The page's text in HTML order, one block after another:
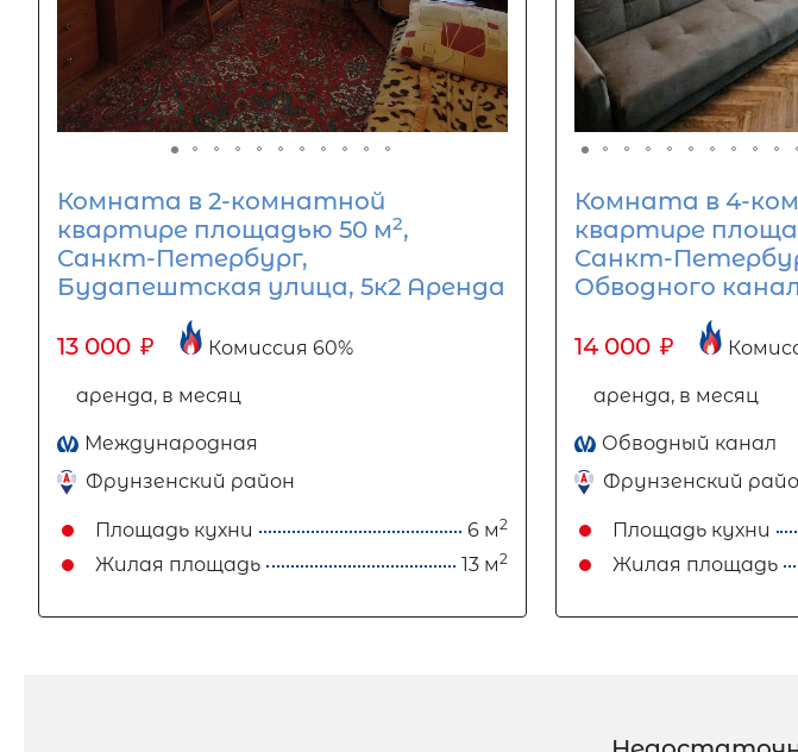
Комната в 2-комнатной
квартире площадью 50 м2,
Санкт-Петербург,
Будапештская улица, 5к2 Аренда
13 000 ₽ Комиссия 60%
аренда, в месяц
Международная
Фрунзенский район
Площадь кухни 6 м2
Жилая площадь 13 м2
Комната в 4-
квартире
Санкт-
Обводного
14 000 ₽
аренда, в месяц
Обводный канал
Фрунзенский
Площадь кухни
Жилая площадь